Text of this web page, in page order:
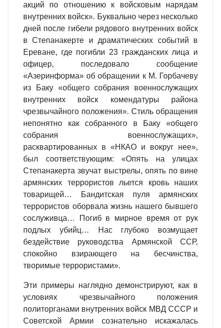
акций по отношению к войсковым нарядам
внутренних войск». Буквально через несколько
дней после гибели рядового внутренних войск
в Степанакерте и драматических событий в
Ереване, где погибли 23 гражданских лица и
офицер, последовало сообщение
«Азеринформа» об обращении к М. Горбачеву
из Баку «общего собрания военнослужащих
внутренних войск комендатуры района
чрезвычайного положения». Стиль обращения
непонятно как собранного в Баку «общего
собрания военнослужащих»,
расквартированных в «НКАО и вокруг нее»,
был соответствующим: «Опять на улицах
Степанакерта звучат выстрелы, опять по вине
армянских террористов льется кровь наших
товарищей… Бандитская пуля армянских
террористов оборвала жизнь нашего бывшего
сослуживца… Погиб в мирное время от рук
подлых убийц… Нас глубоко возмущает
бездействие руководства Армянской ССР,
спокойно взирающего на бесчинства,
творимые террористами».
Эти примеры наглядно демонстрируют, как в
условиях чрезвычайного положения
политорганами внутренних войск МВД СССР и
Советской Армии сознательно искажалась